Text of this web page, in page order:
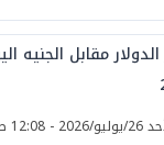
2026 - 12:08 ص